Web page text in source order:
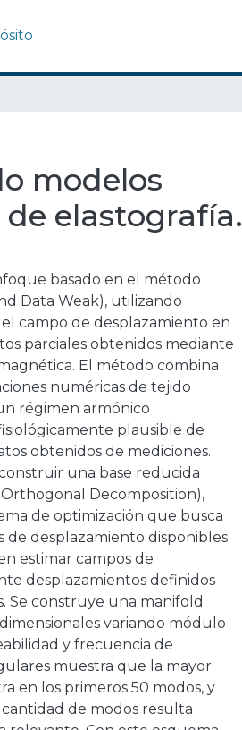
modelos
elastografía.
basado en el método
Data Weak), utilizando
campo de desplazamiento en
parciales obtenidos mediante
El método combina
numéricas de tejido
régimen armónico
plausible de
obtenidos de mediciones.
una base reducida
Decomposition),
de optimización que busca
desplazamiento disponibles
estimar campos de
desplazamientos definidos
Se construye una manifold
variando módulo
y frecuencia de
muestra que la mayor
en los primeros 50 modos, y
de modos resulta